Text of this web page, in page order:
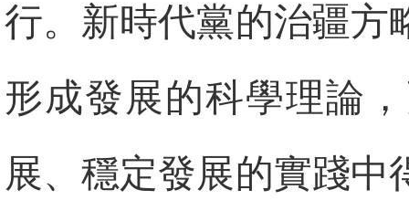
行。新時代黨的治疆方
形成發展的科學理論
展、穩定發展的實踐中